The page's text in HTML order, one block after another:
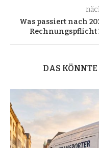
Was passiert nach
Rechnungspflicht
DAS